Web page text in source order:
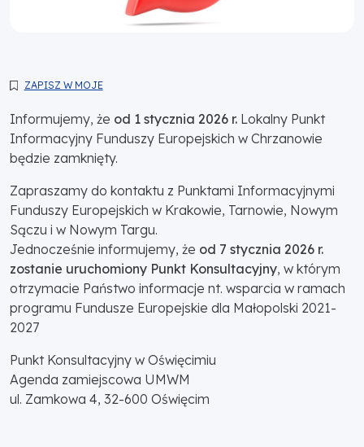
ZAPISZ W MOJE
Informujemy, że od 1 stycznia 2026 r. Lokalny Punkt
Informacyjny Funduszy Europejskich w Chrzanowie
będzie zamknięty.
Zapraszamy do kontaktu z Punktami Informacyjnymi
Funduszy Europejskich w Krakowie, Tarnowie, Nowym
Sączu i w Nowym Targu.
Jednocześnie informujemy, że od 7 stycznia 2026 r.
zostanie uruchomiony Punkt Konsultacyjny, w którym
otrzymacie Państwo informacje nt. wsparcia w ramach
programu Fundusze Europejskie dla Małopolski 2021-
2027
Punkt Konsultacyjny w Oświęcimiu
Agenda zamiejscowa UMWM
ul. Zamkowa 4, 32-600 Oświęcim